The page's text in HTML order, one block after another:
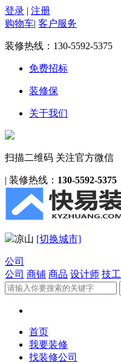
登录 | 注册
购物车| 客户服务
装修热线： 130-5592-5375
免费招标
装修保
关于我们
扫描二维码 关注官方微信
| 装修热线： 130-5592-5375
凉山 [切换城市]
公司
公司 商铺 商品 设计师 技工
首页
我要装修
找装修公司